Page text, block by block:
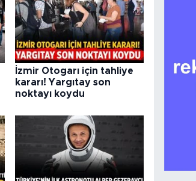
İzmir Otogarı için tahliye
kararı! Yargıtay son
noktayı koydu